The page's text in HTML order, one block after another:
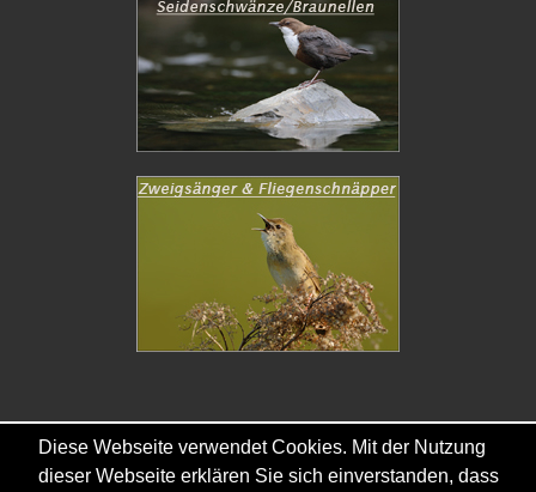
Copyright © - 2026 - Gordana & Ralf Kistowski
Diese Webseite verwendet Cookies. Mit der Nutzung
dieser Webseite erklären Sie sich einverstanden, dass